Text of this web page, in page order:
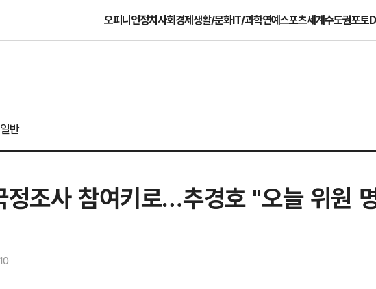
오피니언정치사회경제생활/문화IT/과학연예스포츠세계수도권포토
반
정조사 참여키로…추경호 "오늘 위원